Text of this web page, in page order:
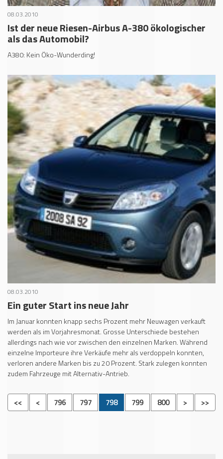
08.03.2010
Ist der neue Riesen-Airbus A-380 ökologischer
als das Automobil?
A380: Kein Öko-Wunderding!
08.03.2010
Ein guter Start ins neue Jahr
Im Januar konnten knapp sechs Prozent mehr Neuwagen verkauft
werden als im Vorjahresmonat. Grosse Unterschiede bestehen
allerdings nach wie vor zwischen den einzelnen Marken. Während
einzelne Importeure ihre Verkäufe mehr als verdoppeln konnten,
verloren andere Marken bis zu 20 Prozent. Stark zulegen konnten
zudem Fahrzeuge mit Alternativ-Antrieb.
<< < 796 797 798 799 800 > >>